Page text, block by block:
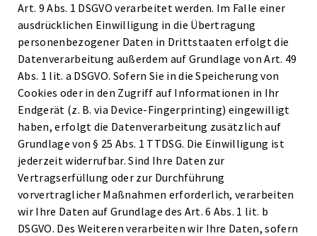
Art. 9 Abs. 1 DSGVO verarbeitet werden. Im Falle einer
ausdrücklichen Einwilligung in die Übertragung
personenbezogener Daten in Drittstaaten erfolgt die
Datenverarbeitung außerdem auf Grundlage von Art. 49
Abs. 1 lit. a DSGVO. Sofern Sie in die Speicherung von
Cookies oder in den Zugriff auf Informationen in Ihr
Endgerät (z. B. via Device-Fingerprinting) eingewilligt
haben, erfolgt die Datenverarbeitung zusätzlich auf
Grundlage von § 25 Abs. 1 TTDSG. Die Einwilligung ist
jederzeit widerrufbar. Sind Ihre Daten zur
Vertragserfüllung oder zur Durchführung
vorvertraglicher Maßnahmen erforderlich, verarbeiten
wir Ihre Daten auf Grundlage des Art. 6 Abs. 1 lit. b
DSGVO. Des Weiteren verarbeiten wir Ihre Daten, sofern